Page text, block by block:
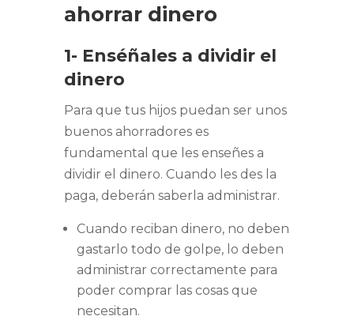
ahorrar dinero
1- Enséñales a dividir el
dinero
Para que tus hijos puedan ser unos
buenos ahorradores es
fundamental que les enseñes a
dividir el dinero. Cuando les des la
paga, deberán saberla administrar.
Cuando reciban dinero, no deben
gastarlo todo de golpe, lo deben
administrar correctamente para
poder comprar las cosas que
necesitan.